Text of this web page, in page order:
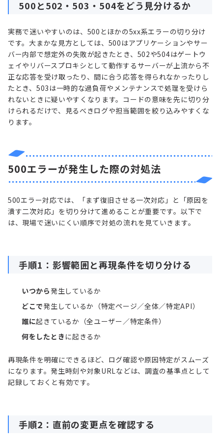
500と502・503・504をどう見分けるか
実務で迷いやすいのは、500とほかの5xx系エラーの切り分け
です。大まかな見方としては、500はアプリケーションやサー
バー内部で想定外の失敗が起きたとき、502や504はゲートウ
ェイやリバースプロキシとして動作するサーバーが上流から不
正な応答を受け取ったり、間に合う応答を得られなかったりし
たとき、503は一時的な過負荷やメンテナンスで処理を受けら
れないときに疑いやすくなります。コードの意味を先に切り分
けられるだけで、見るべきログや担当範囲を絞り込みやすくな
ります。
500エラーが発生した際の対処法
500エラー対応では、「まず復旧させる一次対応」と「原因を
潰す二次対応」を切り分けて進めることが重要です。以下で
は、現場で迷いにくい順序で対処の流れを見ていきます。
手順1：影響範囲と再現条件を切り分ける
いつから 発生しているか
どこで発生しているか（特定ページ／全体／特定API）
誰に起きているか（全ユーザー／特定条件）
何をしたとき に起きるか
再現条件を明確にできるほど、ログ確認や原因特定がスムーズ
になります。発生時刻や対象URLなどは、調査の基準点として
記録しておくと有効です。
手順2：直前の変更点を確認する